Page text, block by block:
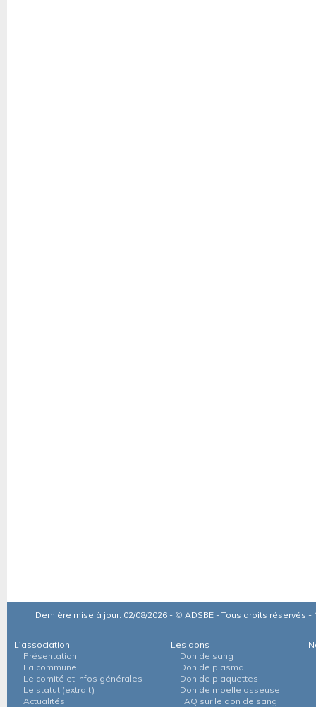
Dernière mise à jour: 02/08/2026 - © ADSBE - Tous droits réservés -
L'association
Présentation
La commune
Le comité et infos générales
Le statut (extrait)
Actualités
Les dons
Don de sang
Don de plasma
Don de plaquettes
Don de moelle osseuse
FAQ sur le don de sang